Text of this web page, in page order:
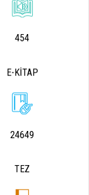
454
E-KİTAP
24649
TEZ